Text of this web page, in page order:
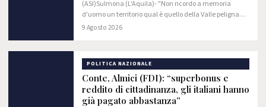
(ASI)Sulmona (L'Aquila)- "Non ricordo a memoria
d'uomo un territorio qual è quello della Valle peligna
così preso d'assalto da criminali che giorno dopo
9 Agosto 2026
POLITICA NAZIONALE
Conte, Almici (FDI): “superbonus e
reddito di cittadinanza, gli italiani hanno
già pagato abbastanza”